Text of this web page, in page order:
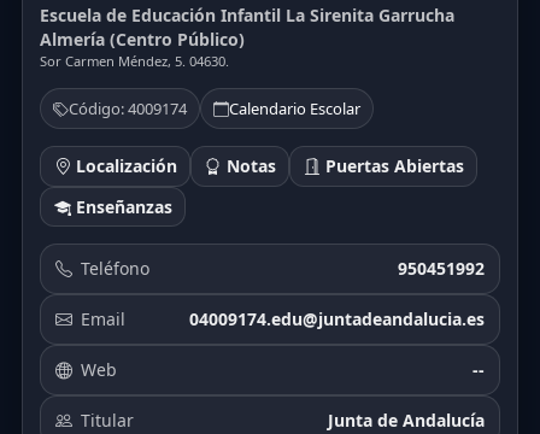
Escuela de Educación Infantil La Sirenita Garrucha
Almería (Centro Público)
Sor Carmen Méndez, 5. 04630.
Código: 4009174 Calendario Escolar
Localización Notas
Puertas Abiertas
Enseñanzas
Teléfono 950451992
Email 04009174.edu@juntadeandalucia.es
Web --
Titular Junta de Andalucía